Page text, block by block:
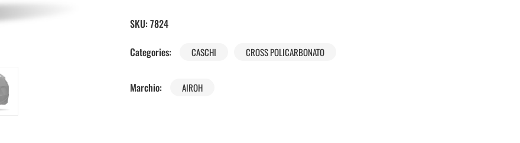
SKU: 7824
Categories:
CASCHI CROSS POLICARBONATO
Marchio: AIROH